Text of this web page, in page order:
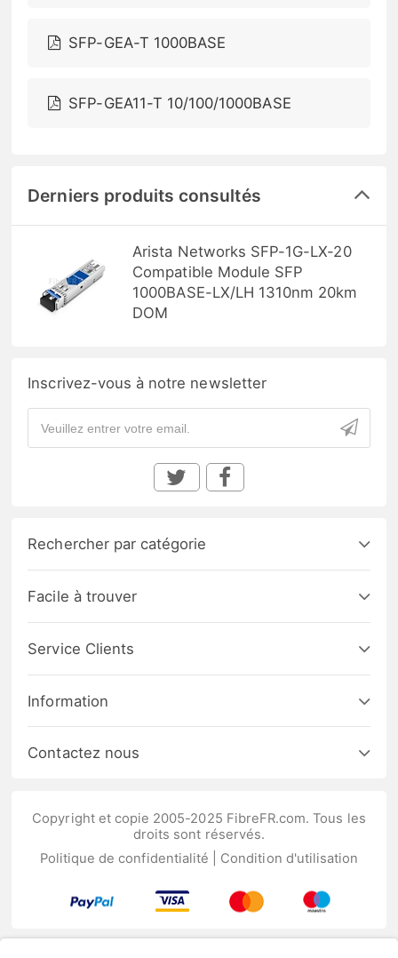
SFP-GEA-T 1000BASE
SFP-GEA11-T 10/100/1000BASE
Derniers produits consultés
Arista Networks SFP-1G-LX-20
Compatible Module SFP
1000BASE-LX/LH 1310nm 20km
DOM
Inscrivez-vous à notre newsletter
Rechercher par catégorie
Facile à trouver
Service Clients
Information
Contactez nous
Copyright et copie 2005-2025 FibreFR.com. Tous les
droits sont réservés.
Politique de confidentialité
Condition d'utilisation